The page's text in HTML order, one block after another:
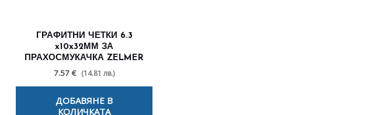
ГРАФИТНИ ЧЕТКИ 6.3
x10x32ММ ЗА
ПРАХОСМУКАЧКА ZELMER
7.57 € (14.81 лв.)
ДОБАВЯНЕ В
КОЛИЧКАТА